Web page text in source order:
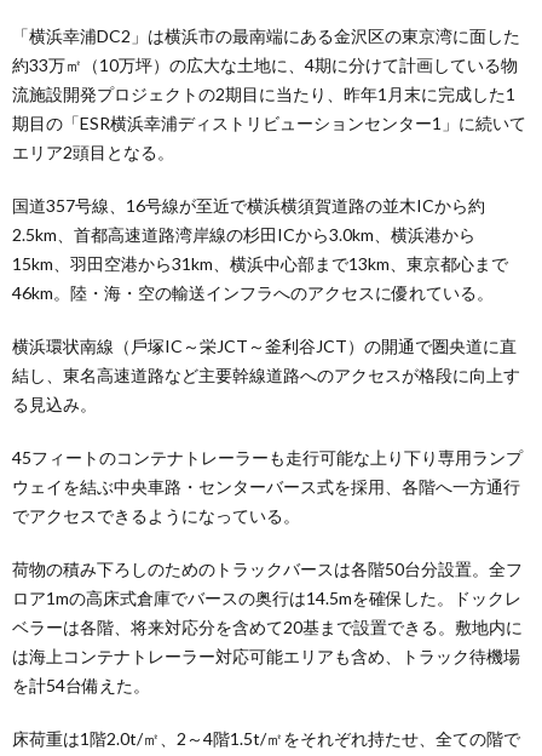
「横浜幸浦DC2」は横浜市の最南端にある⾦沢区の東京湾に⾯した
約33万㎡（10万坪）の広⼤な⼟地に、4期に分けて計画している物
流施設開発プロジェクトの2期⽬に当たり、昨年1月末に完成した1
期⽬の「ESR横浜幸浦ディストリビューションセンター1」に続いて
エリア2頭目となる。
国道357号線、16号線が⾄近で横浜横須賀道路の並⽊ICから約
2.5km、⾸都⾼速道路湾岸線の杉⽥ICから3.0km、横浜港から
15km、⽻⽥空港から31km、横浜中⼼部まで13km、東京都⼼まで
46km。陸・海・空の輸送インフラへのアクセスに優れている。
横浜環状南線（⼾塚IC～栄JCT～釜利⾕JCT）の開通で圏央道に直
結し、東名⾼速道路など主要幹線道路へのアクセスが格段に向上す
る見込み。
45フィートのコンテナトレーラーも⾛⾏可能な上り下り専⽤ランプ
ウェイを結ぶ中央⾞路・センターバース式を採用、各階へ⼀⽅通⾏
でアクセスできるようになっている。
荷物の積み下ろしのためのトラックバースは各階50台分設置。全フ
ロア1mの⾼床式倉庫でバースの奥⾏は14.5mを確保した。ドックレ
ベラーは各階、将来対応分を含めて20基まで設置できる。敷地内に
は海上コンテナトレーラー対応可能エリアも含め、トラック待機場
を計54台備えた。
床荷重は1階2.0t/㎡、2～4階1.5t/㎡をそれぞれ持たせ、全ての階で